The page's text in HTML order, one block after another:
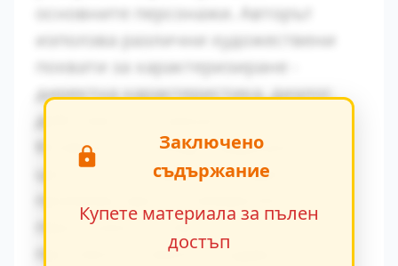
основните персонажи. Авторът
използва различни художествени
похвати за характеризиране -
директна характеристика, диалог,
действия и вътрешен монолог.
Конфликтът между традиционните
ценности и модерните идеи се
персонажите. Това
противопоставяне създава
Заключено
съдържание
Купете материала за пълен
достъп